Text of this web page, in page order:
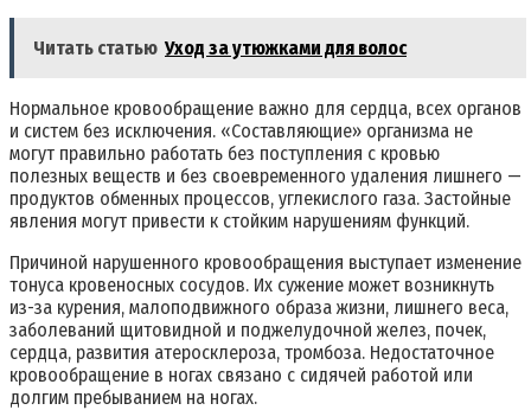
Читать статью Уход за утюжками для волос
Нормальное кровообращение важно для сердца, всех органов
и систем без исключения. «Составляющие» организма не
могут правильно работать без поступления с кровью
полезных веществ и без своевременного удаления лишнего —
продуктов обменных процессов, углекислого газа. Застойные
явления могут привести к стойким нарушениям функций.
Причиной нарушенного кровообращения выступает изменение
тонуса кровеносных сосудов. Их сужение может возникнуть
из-за курения, малоподвижного образа жизни, лишнего веса,
заболеваний щитовидной и поджелудочной желез, почек,
сердца, развития атеросклероза, тромбоза. Недостаточное
кровообращение в ногах связано с сидячей работой или
долгим пребыванием на ногах.